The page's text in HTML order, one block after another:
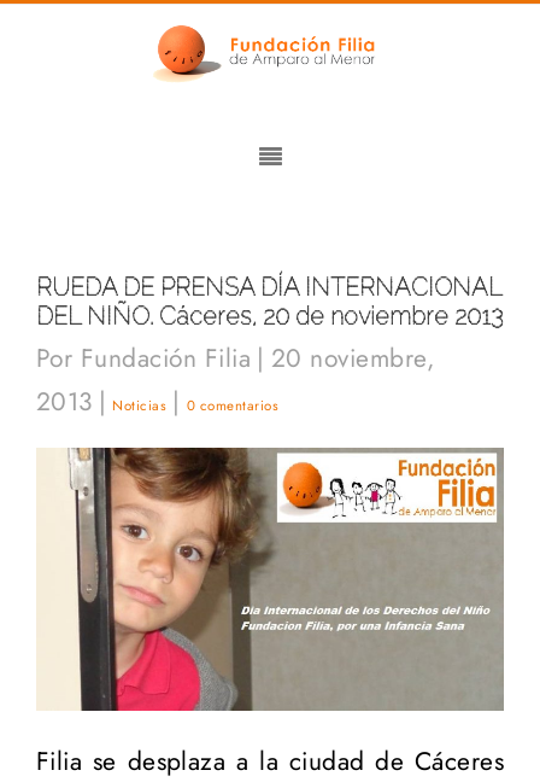
RUEDA DE PRENSA DÍA INTERNACIONAL
DEL NIÑO. Cáceres, 20 de noviembre 2013
Por Fundación Filia | 20 noviembre,
2013 | Noticias | 0 comentarios
Filia se desplaza a la ciudad de Cáceres